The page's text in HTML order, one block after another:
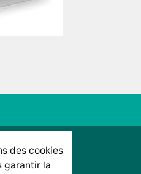
des cookies
garantir la